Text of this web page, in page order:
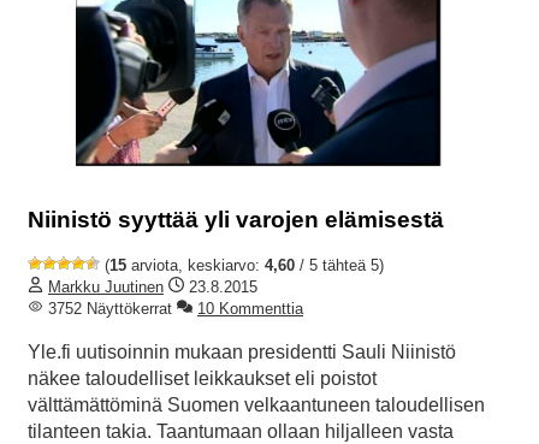
Niinistö syyttää yli varojen elämisestä
(15 arviota, keskiarvo: 4,60 / 5 tähteä 5)
Markku Juutinen
23.8.2015
3752 Näyttökerrat
10 Kommenttia
Yle.fi uutisoinnin mukaan presidentti Sauli Niinistö
näkee taloudelliset leikkaukset eli poistot
välttämättöminä Suomen velkaantuneen taloudellisen
tilanteen takia. Taantumaan ollaan hiljalleen vasta